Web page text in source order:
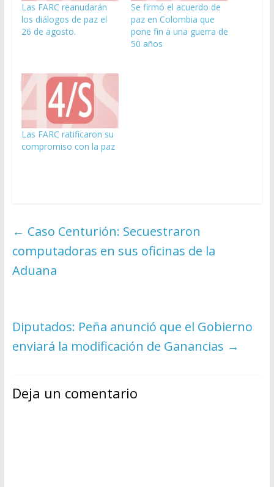
Las FARC reanudarán
los diálogos de paz el
26 de agosto.
Se firmó el acuerdo de
paz en Colombia que
pone fin a una guerra de
50 años
Las FARC ratificaron su
compromiso con la paz
← Caso Centurión: Secuestraron
computadoras en sus oficinas de la
Aduana
Diputados: Peña anunció que el Gobierno
enviará la modificación de Ganancias →
Deja un comentario